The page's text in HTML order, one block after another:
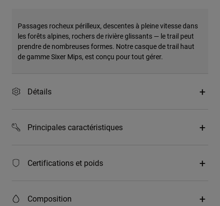
Passages rocheux périlleux, descentes à pleine vitesse dans
les forêts alpines, rochers de rivière glissants — le trail peut
prendre de nombreuses formes. Notre casque de trail haut
de gamme Sixer Mips, est conçu pour tout gérer.
Détails
Principales caractéristiques
Certifications et poids
Composition